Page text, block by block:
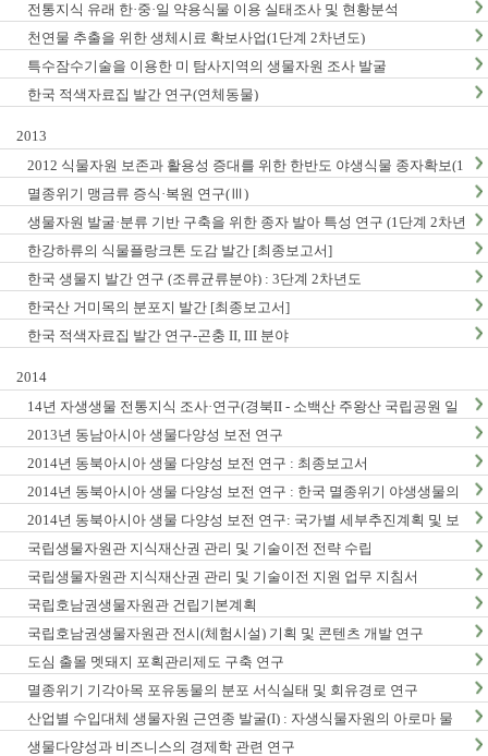
전통지식 유래 한·중·일 약용식물 이용 실태조사 및 현황분석
천연물 추출을 위한 생체시료 확보사업(1단계 2차년도)
특수잠수기술을 이용한 미 탐사지역의 생물자원 조사 발굴
한국 적색자료집 발간 연구(연체동물)
2013
2012 식물자원 보존과 활용성 증대를 위한 한반도 야생식물 종자확보(1
단계2차년도)
멸종위기 맹금류 증식·복원 연구(Ⅲ)
생물자원 발굴·분류 기반 구축을 위한 종자 발아 특성 연구 (1단계 2차년
도)
한강하류의 식물플랑크톤 도감 발간 [최종보고서]
한국 생물지 발간 연구 (조류균류분야) : 3단계 2차년도
한국산 거미목의 분포지 발간 [최종보고서]
한국 적색자료집 발간 연구-곤충 II, III 분야
2014
14년 자생생물 전통지식 조사·연구(경북II - 소백산 주왕산 국립공원 일
대, 충남지역 Ⅱ - 계룡산 태안해안국립공원 일대)
2013년 동남아시아 생물다양성 보전 연구
2014년 동북아시아 생물 다양성 보전 연구 : 최종보고서
2014년 동북아시아 생물 다양성 보전 연구 : 한국 멸종위기 야생생물의
동북아시아 분포현황
2014년 동북아시아 생물 다양성 보전 연구: 국가별 세부추진계획 및 보
전정책지원 전략보고서
국립생물자원관 지식재산권 관리 및 기술이전 전략 수립
국립생물자원관 지식재산권 관리 및 기술이전 지원 업무 지침서
국립호남권생물자원관 건립기본계획
국립호남권생물자원관 전시(체험시설) 기획 및 콘텐츠 개발 연구
도심 출몰 멧돼지 포획관리제도 구축 연구
멸종위기 기각아목 포유동물의 분포 서식실태 및 회유경로 연구
산업별 수입대체 생물자원 근연종 발굴(I) : 자생식물자원의 아로마 물
질 탐색 및 발굴
생물다양성과 비즈니스의 경제학 관련 연구